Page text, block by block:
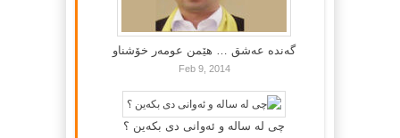
گه‌نده‌ عه‌شق … هێمن عومه‌ر خۆشناو
Feb 9, 2014
چی لە سالە و ئەوانی دی بكەین ؟